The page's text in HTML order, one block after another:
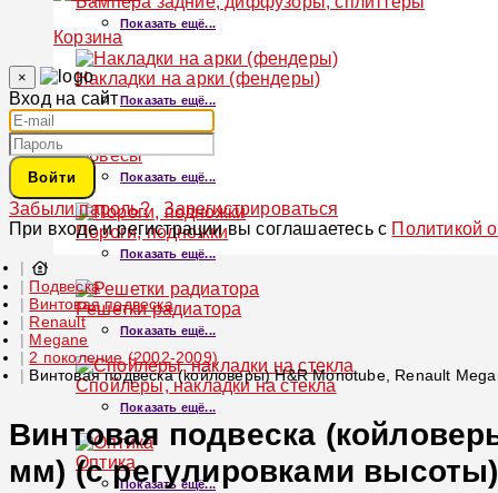
Показать ещё...
Накладки на арки (фендеры)
Показать ещё...
Обвесы
Показать ещё...
Пороги, подножки
Показать ещё...
Решетки радиатора
Показать ещё...
Спойлеры, накладки на стекла
Показать ещё...
Оптика
Показать ещё...
Корзина
×
Вход на сайт
Войти
Забыли пароль?
Зарегистрироваться
При входе и регистрации вы соглашаетесь с Политикой
Подвеска
Винтовая подвеска
Renault
Megane
2 поколение (2002-2009)
Винтовая подвеска (койловеры) H&R Monotube, Renault
Винтовая подвеска
мм) (с регулировками